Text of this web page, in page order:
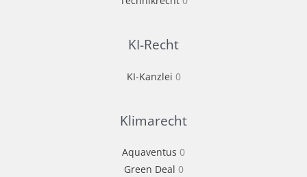
KI-Recht
KI-Kanzlei 0
Klimarecht
Aquaventus 0
Green Deal 0